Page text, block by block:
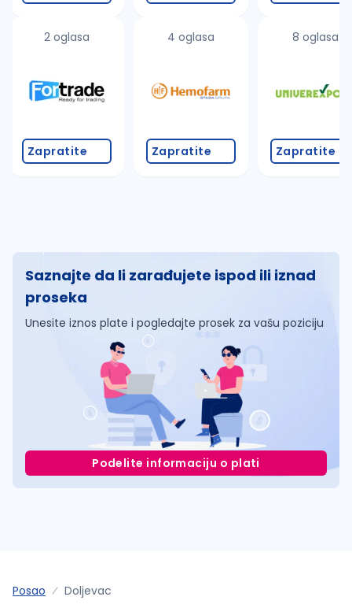
2 oglasa
Zapratite
4 oglasa
Zapratite
8 oglasa
Zapratite
Saznajte da li zarađujete ispod ili iznad
proseka
Unesite iznos plate i pogledajte prosek za vašu poziciju
Podelite informaciju o plati
Posao Doljevac